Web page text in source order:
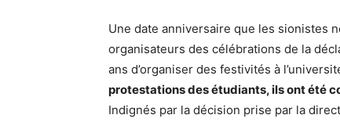
Une date anniversaire que les sionistes
organisateurs des célébrations de la
ans d’organiser des festivités à
protestations des étudiants, ils ont été
Indignés par la décision prise par la